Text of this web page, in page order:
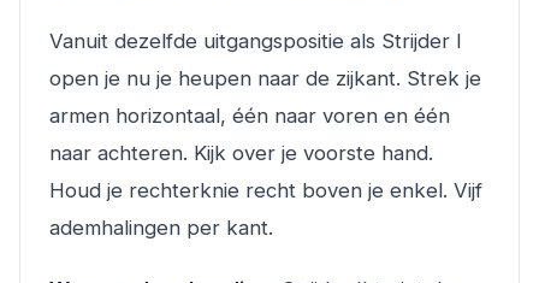
Vanuit dezelfde uitgangspositie als Strijder I
open je nu je heupen naar de zijkant. Strek je
armen horizontaal, één naar voren en één
naar achteren. Kijk over je voorste hand.
Houd je rechterknie recht boven je enkel. Vijf
ademhalingen per kant.